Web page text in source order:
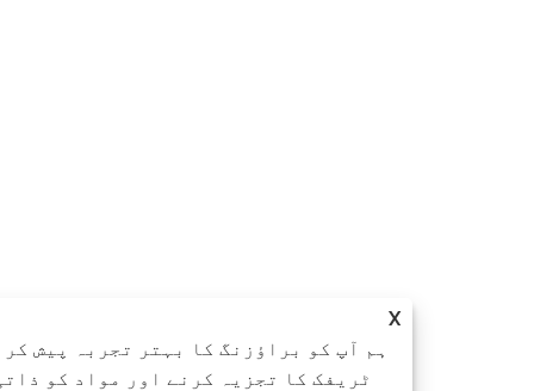
ہم آپ کو براؤزنگ کا بہتر تجربہ پیش کرنے ،
ٹریفک کا تجزیہ کرنے اور مواد کو ذاتی